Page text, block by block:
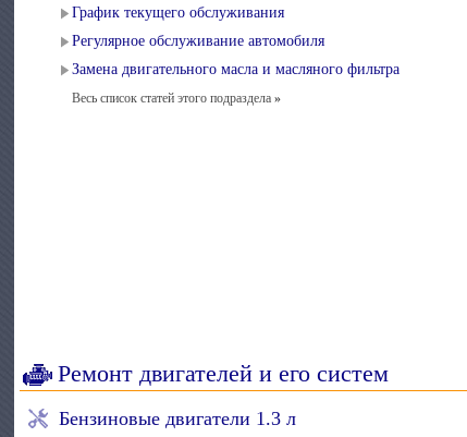
График текущего обслуживания
Регулярное обслуживание автомобиля
Замена двигательного масла и масляного фильтра
Весь список статей этого подраздела»
Ремонт двигателей и его систем
Бензиновые двигатели 1.3 л